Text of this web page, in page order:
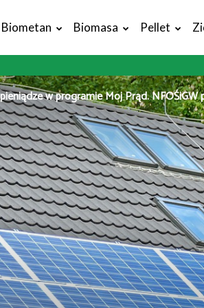
Biometan Biomasa Pellet
w programie Mój Prąd.